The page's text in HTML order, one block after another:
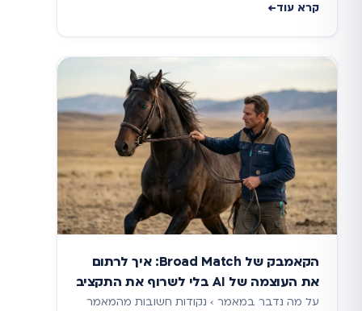
קרא עוד
הקאמבק של Broad Match: איך לרתום
את העוצמה של AI בלי לשרוף את התקציב
על מה נדבר במאמר › נקודות חשובות מהמאמר